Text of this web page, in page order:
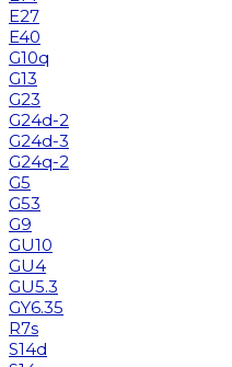
E27
E40
G10q
G13
G23
G24d-2
G24d-3
G24q-2
G5
G53
G9
GU10
GU4
GU5.3
GY6.35
R7s
S14d